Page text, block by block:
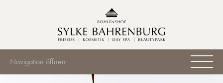
Navigation öffnen